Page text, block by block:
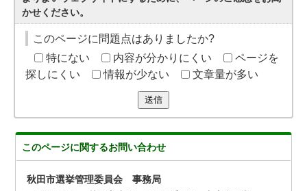
かせください。
このページに問題点はありましたか?
特にない
内容が分かりにくい
ページを
探しにくい
情報が少ない 文章量が多い
送信
このページに関するお問い合わせ
秋田市選挙管理委員会 事務局